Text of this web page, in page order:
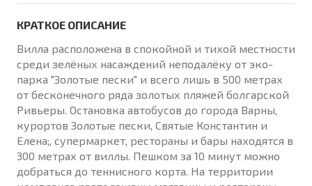
КРАТКОЕ ОПИСАНИЕ
Вилла расположена в спокойной и тихой местности
среди зелёных насаждений неподалёку от эко-
парка "Золотые пески" и всего лишь в 500 метрах
от бесконечного ряда золотых пляжей болгарской
Ривьеры. Остановка автобусов до города Варны,
курортов Золотые пески, Святые Константин и
Елена;, супермаркет, рестораны и бары находятся в
300 метрах от виллы. Пешком за 10 минут можно
добраться до теннисного корта. На территории